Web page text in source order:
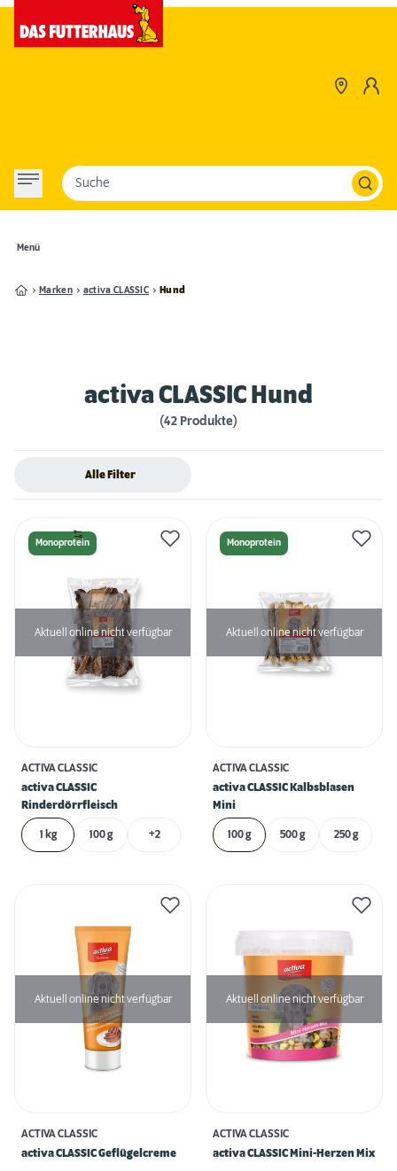
Menü
Suche
Marken activa CLASSIC Hund
activa CLASSIC Hund
(42 Produkte)
Alle Filter
Monoprotein
Aktuell online nicht verfügbar
ACTIVA CLASSIC
activa CLASSIC
Rinderdörrfleisch
1 kg 100 g +2
Monoprotein
Aktuell online nicht verfügbar
ACTIVA CLASSIC
activa CLASSIC Kalbsblasen
Mini
100 g 500 g 250 g
Aktuell online nicht verfügbar
ACTIVA CLASSIC
activa CLASSIC Geflügelcreme
Aktuell online nicht verfügbar
ACTIVA CLASSIC
activa CLASSIC Mini-Herzen Mix